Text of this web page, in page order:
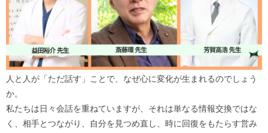
人と人が「ただ話す」ことで、なぜ心に変化が生まれるのでしょう
か。
私たちは日々会話を重ねていますが、それは単なる情報交換ではな
く、相手とつながり、自分を見つめ直し、時に回復をもたらす営み